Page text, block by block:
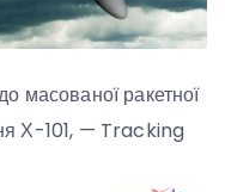
масованої ракетної
Х-101, — Tracking